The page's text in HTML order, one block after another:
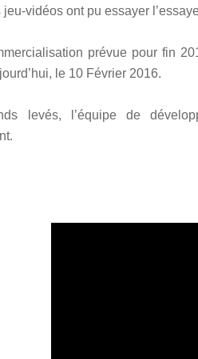
vidéos ont pu essayer
prévue pour fin
, le 10 Février 2016.
levés, l’équipe de